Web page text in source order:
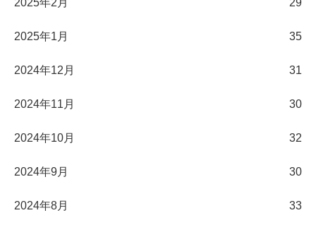
2025年2月 29
2025年1月 35
2024年12月 31
2024年11月 30
2024年10月 32
2024年9月 30
2024年8月 33